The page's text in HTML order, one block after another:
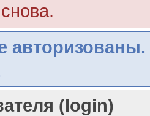
авторизованы.
(login)